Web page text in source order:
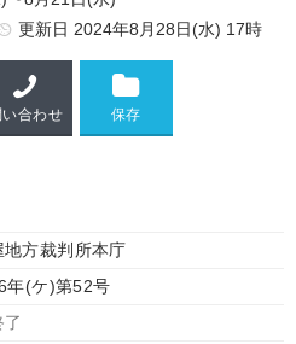
更新日 2024年8月28日(水) 17時
い合わせ
地方裁判所本庁
年(ケ)第52号